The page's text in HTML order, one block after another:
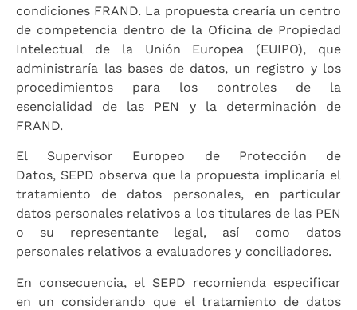
condiciones FRAND. La propuesta crearía un centro
de competencia dentro de la Oficina de Propiedad
Intelectual de la Unión Europea (EUIPO), que
administraría las bases de datos, un registro y los
procedimientos para los controles de la
esencialidad de las PEN y la determinación de
FRAND.
El Supervisor Europeo de Protección de
Datos, SEPD observa que la propuesta implicaría el
tratamiento de datos personales, en particular
datos personales relativos a los titulares de las PEN
o su representante legal, así como datos
personales relativos a evaluadores y conciliadores.
En consecuencia, el SEPD recomienda especificar
en un considerando que el tratamiento de datos